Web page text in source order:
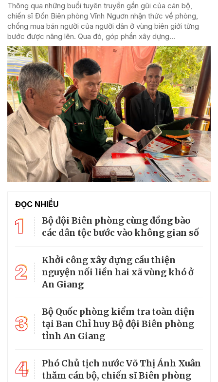
Thông qua những buổi tuyên truyền gần gũi của cán bộ,
chiến sĩ Đồn Biên phòng Vĩnh Nguơn nhận thức về phòng,
chống mua bán người của người dân ở vùng biên giới từng
bước được nâng lên. Qua đó, góp phần xây dựng...
ĐỌC NHIỀU
1
Bộ đội Biên phòng cùng đồng bào
các dân tộc bước vào không gian số
2
Khởi công xây dựng cầu thiện
nguyện nối liền hai xã vùng khó ở
An Giang
3
Bộ Quốc phòng kiểm tra toàn diện
tại Ban Chỉ huy Bộ đội Biên phòng
tỉnh An Giang
4
Phó Chủ tịch nước Võ Thị Ánh Xuân
thăm cán bộ, chiến sĩ Biên phòng